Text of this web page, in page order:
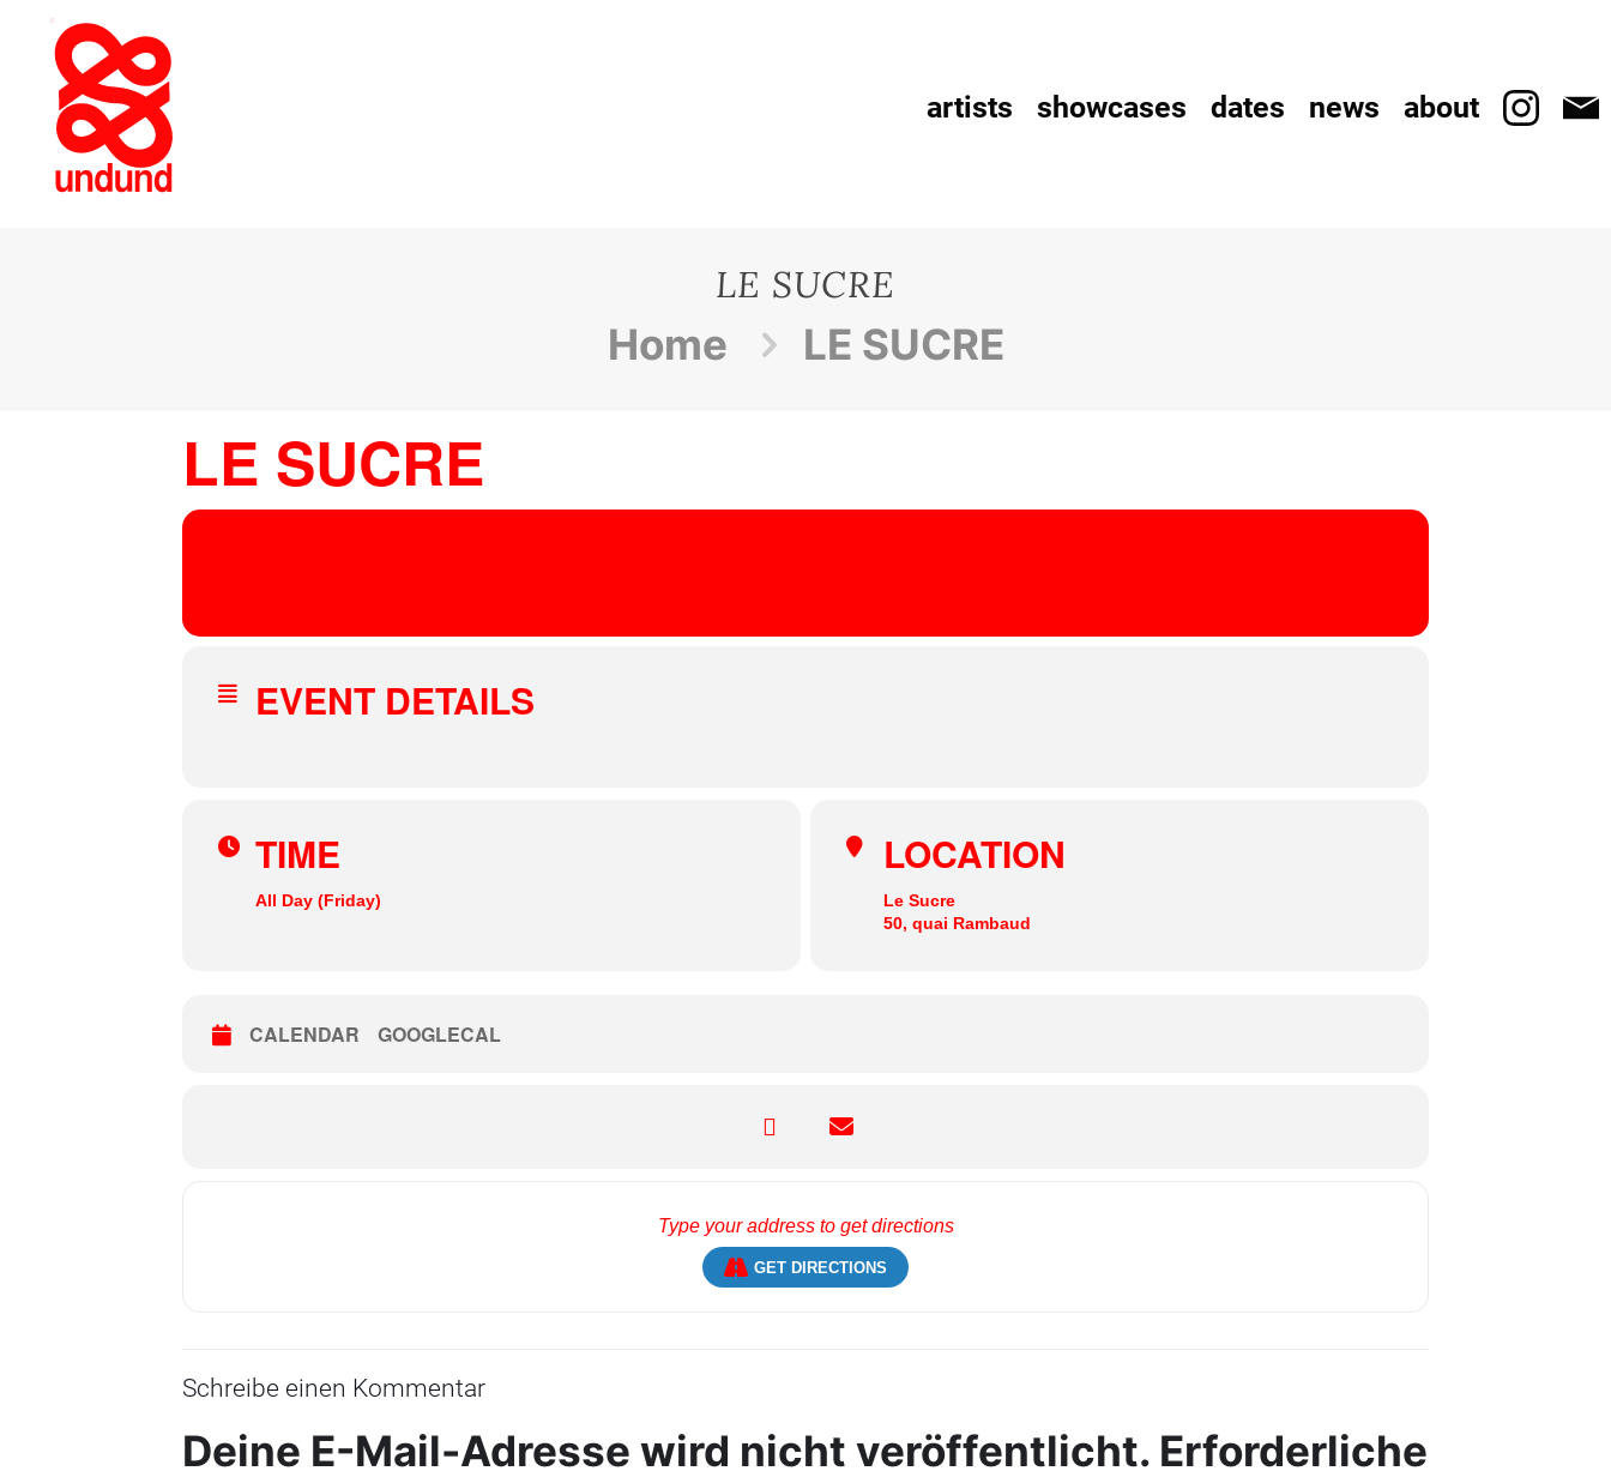
artists showcases dates news about
LE SUCRE
Home LE SUCRE
LE SUCRE
EVENT DETAILS
TIME
All Day (Friday)
LOCATION
Le Sucre
50, quai Rambaud
CALENDAR GOOGLECAL
GET DIRECTIONS
Schreibe einen Kommentar
Deine E-Mail-Adresse wird nicht veröffentlicht. Erforderliche